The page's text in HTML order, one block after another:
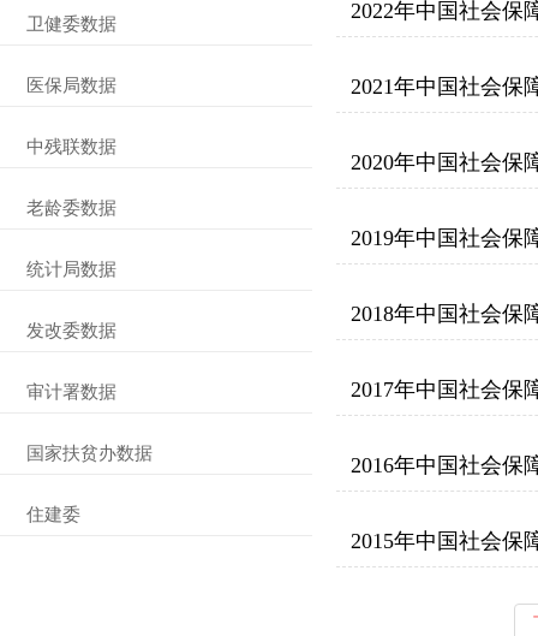
卫健委数据
医保局数据
中残联数据
老龄委数据
统计局数据
发改委数据
审计署数据
国家扶贫办数据
住建委
2022年中国社会保
2021年中国社会保
2020年中国社会保
2019年中国社会保
2018年中国社会保
2017年中国社会保
2016年中国社会保
2015年中国社会保